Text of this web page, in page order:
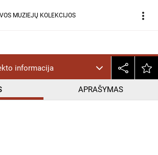
MUZIEJŲ KOLEKCIJOS more_vert
informacija
APRAŠYMAS